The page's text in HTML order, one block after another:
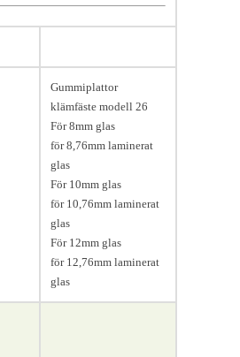
Gummiplattor
klämfäste modell 26
För 8mm glas
för 8,76mm laminerat
glas
För 10mm glas
för 10,76mm laminerat
glas
För 12mm glas
för 12,76mm laminerat
glas